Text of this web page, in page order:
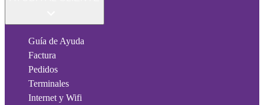
Guía de Ayuda
Factura
Pedidos
Terminales
Internet y Wifi